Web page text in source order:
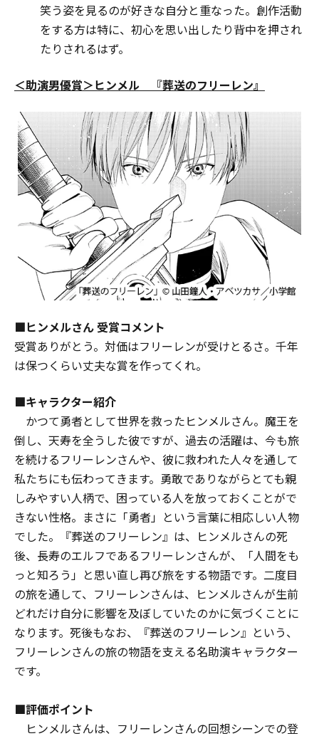
笑う姿を見るのが好きな自分と重なった。創作活動
をする方は特に、初心を思い出したり背中を押され
たりされるはず。
＜助演男優賞＞ヒンメル 『葬送のフリーレン』
■ヒンメルさん 受賞コメント
受賞ありがとう。対価はフリーレンが受けとるさ。千年
は保つくらい丈夫な賞を作ってくれ。
■キャラクター紹介
かつて勇者として世界を救ったヒンメルさん。魔王を
倒し、天寿を全うした彼ですが、過去の活躍は、今も旅
を続けるフリーレンさんや、彼に救われた人々を通して
私たちにも伝わってきます。勇敢でありながらとても親
しみやすい人柄で、困っている人を放っておくことがで
きない性格。まさに「勇者」という言葉に相応しい人物
でした。『葬送のフリーレン』は、ヒンメルさんの死
後、長寿のエルフであるフリーレンさんが、「人間をも
っと知ろう」と思い直し再び旅をする物語です。二度目
の旅を通して、フリーレンさんは、ヒンメルさんが生前
どれだけ自分に影響を及ぼしていたのかに気づくことに
なります。死後もなお、『葬送のフリーレン』という、
フリーレンさんの旅の物語を支える名助演キャラクター
です。
■評価ポイント
ヒンメルさんは、フリーレンさんの回想シーンでの登